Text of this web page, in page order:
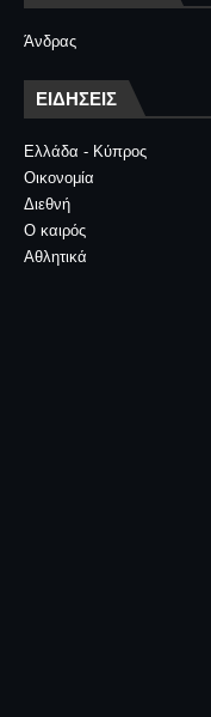
Άνδρας
ΕΙΔΗΣΕΙΣ
Ελλάδα - Κύπρος
Οικονομία
Διεθνή
Ο καιρός
Αθλητικά